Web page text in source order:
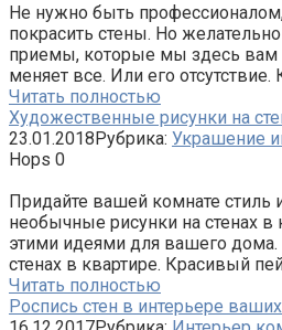
Не нужно быть
покрасить стены. Но
приемы, которые мы здесь
меняет все. Или его
Читать полностью
Художественные рисунки на
23.01.2018Рубрика: Украшение
Hops 0
Придайте вашей комнате стиль
необычные рисунки на стенах в
этими идеями для вашего
стенах в квартире. Красивый
Читать полностью
Роспись стен в интерьере